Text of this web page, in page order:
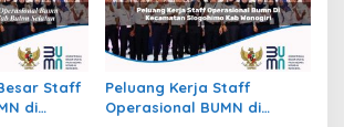
Staff
di
Peluang Kerja Staff
Operasional BUMN di